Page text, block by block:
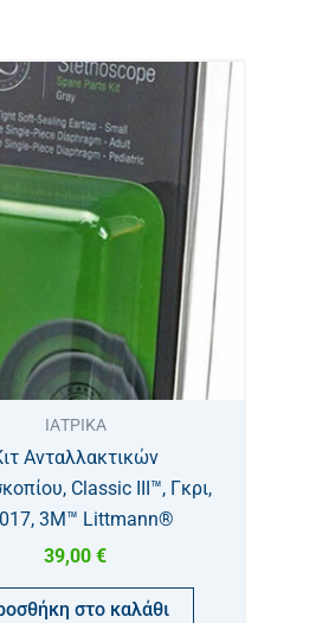
ΙΑΤΡΙΚΑ
Ανταλλακτικών
Classic III™, Γκρι,
3M™ Littmann®
39,00 €
στο καλάθι